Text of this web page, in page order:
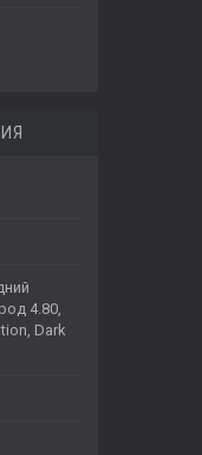
4.80,
Dark